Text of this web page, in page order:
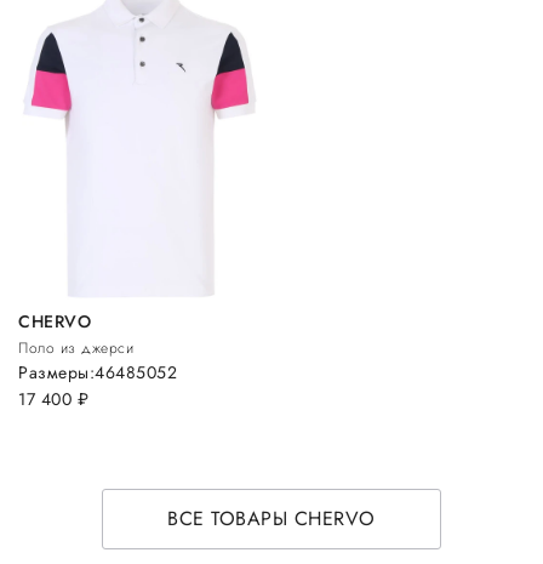
CHERVO
Поло из джерси
17 400 руб.
Размеры:46485052
ВСЕ ТОВАРЫ CHERVO